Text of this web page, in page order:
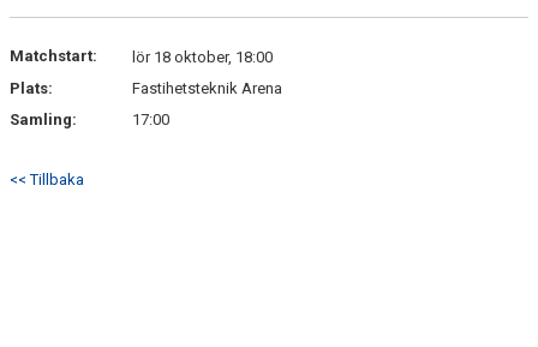
Matchstart:
lör 18 oktober, 18:00
Plats:
Fastihetsteknik Arena
Samling:
17:00
<< Tillbaka